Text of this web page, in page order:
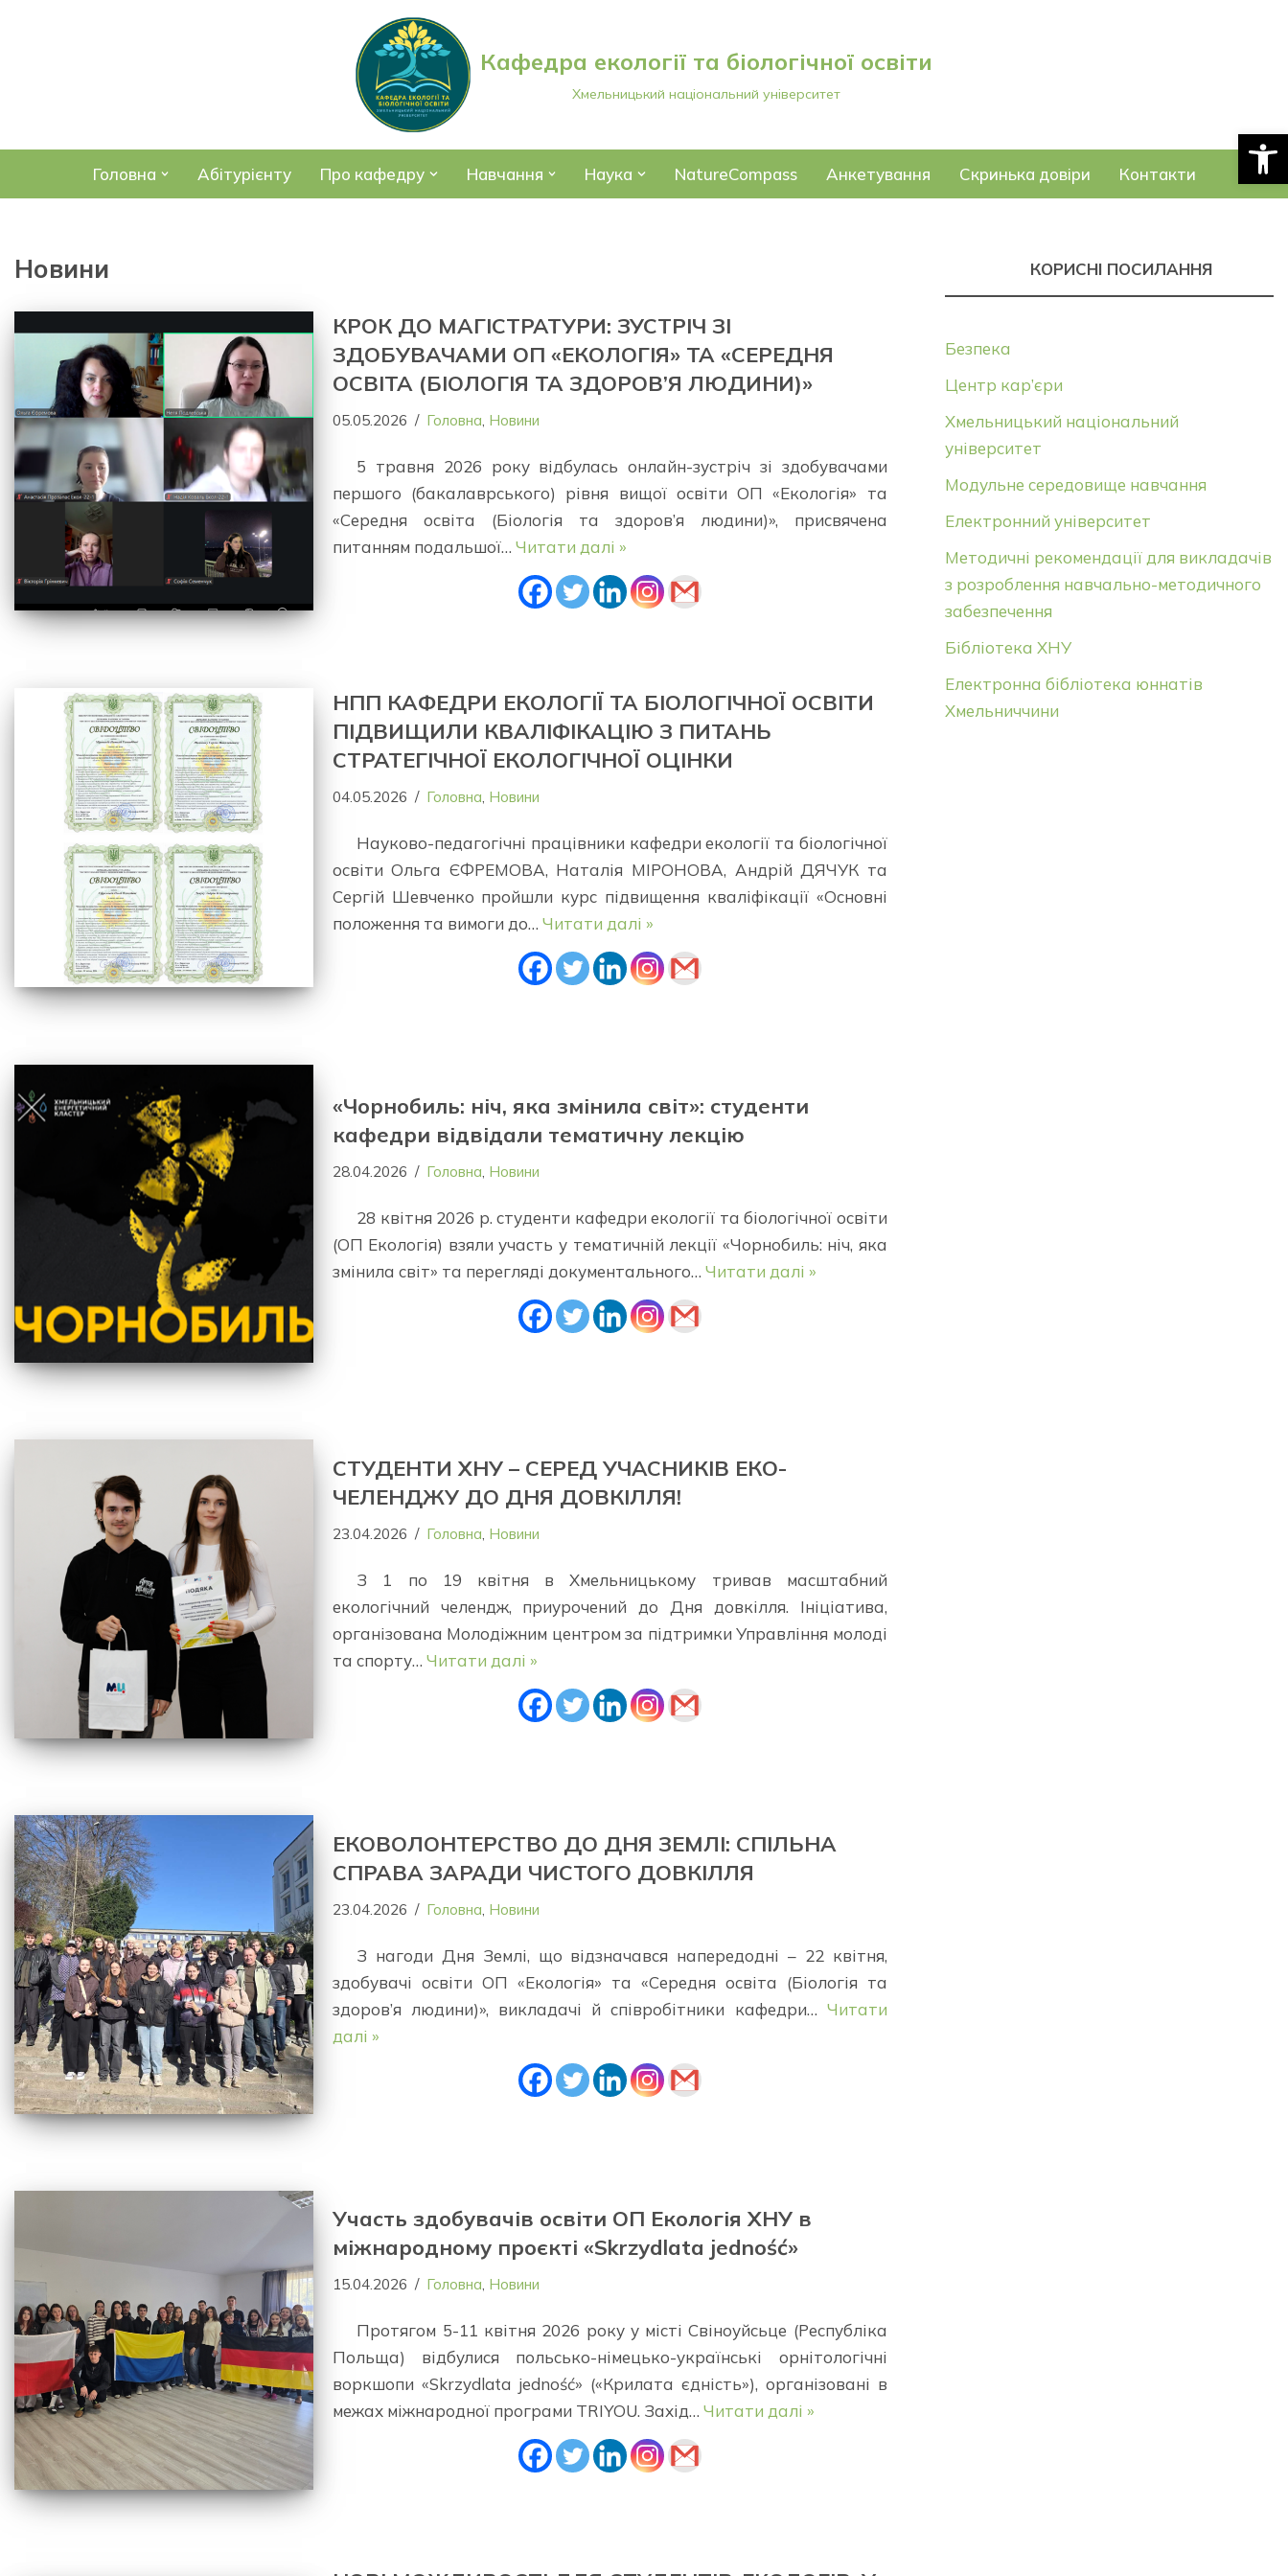
Кафедра екології та біологічної освіти
Хмельницький національний університет
Головна Абітурієнту Про кафедру Навчання Наука NatureCompass Анкетування Скринька довіри Контакти
Новини
КРОК ДО МАГІСТРАТУРИ: ЗУСТРІЧ ЗІ
ЗДОБУВАЧАМИ ОП «ЕКОЛОГІЯ» ТА «СЕРЕДНЯ
ОСВІТА (БІОЛОГІЯ ТА ЗДОРОВ’Я ЛЮДИНИ)»
05.05.2026 Головна, Новини
5 травня 2026 року відбулась онлайн-зустріч зі здобувачами
першого (бакалаврського) рівня вищої освіти ОП «Екологія» та
«Середня освіта (Біологія та здоров’я людини)», присвячена
питанням подальшої… Читати далі »
НПП КАФЕДРИ ЕКОЛОГІЇ ТА БІОЛОГІЧНОЇ ОСВІТИ
ПІДВИЩИЛИ КВАЛІФІКАЦІЮ З ПИТАНЬ
СТРАТЕГІЧНОЇ ЕКОЛОГІЧНОЇ ОЦІНКИ
04.05.2026 Головна Новини
Науково-педагогічні працівники кафедри екології та біологічної
освіти Ольга ЄФРЕМОВА, Наталія МІРОНОВА, Андрій ДЯЧУК та
Сергій Шевченко пройшли курс підвищення кваліфікації «Основні
положення та вимоги до… Читати далі »
«Чорнобиль: ніч, яка змінила світ»: студенти
кафедри відвідали тематичну лекцію
28.04.2026 Головна, Новини
28 квітня 2026 р. студенти кафедри екології та біологічної освіти
(ОП Екологія) взяли участь у тематичній лекції «Чорнобиль: ніч, яка
змінила світ» та перегляді документального… Читати далі »
СТУДЕНТИ ХНУ – СЕРЕД УЧАСНИКІВ ЕКО-
ЧЕЛЕНДЖУ ДО ДНЯ ДОВКІЛЛЯ!
23.04.2026 Головна Новини
З 1 по 19 квітня в Хмельницькому тривав масштабний
екологічний челендж, приурочений до Дня довкілля. Ініціатива,
організована Молодіжним центром за підтримки Управління молоді
та спорту… Читати далі »
ЕКОВОЛОНТЕРСТВО ДО ДНЯ ЗЕМЛІ: СПІЛЬНА
СПРАВА ЗАРАДИ ЧИСТОГО ДОВКІЛЛЯ
23.04.2026 Головна Новини
З нагоди Дня Землі, що відзначався напередодні – 22 квітня,
здобувачі освіти ОП «Екологія» та «Середня освіта (Біологія та
здоров’я людини)», викладачі й співробітники кафедри… Читати
далі »
Участь здобувачів освіти ОП Екологія ХНУ в
міжнародному проєкті «Skrzydlata jedność»
15.04.2026 Головна, Новини
Протягом 5-11 квітня 2026 року у місті Свіноуйсьце (Республіка
Польща) відбулися польсько-німецько-українські орнітологічні
воркшопи «Skrzydlata jedność» («Крилата єдність»), організовані в
межах міжнародної програми TRIYOU. Захід… Читати далі »
КОРИСНІ ПОСИЛАННЯ
Безпека
Центр кар’єри
Хмельницький національний
університет
Модульне середовище навчання
Електронний університет
Методичні рекомендації для викладачів
з розроблення навчально-методичного
забезпечення
Бібліотека ХНУ
Електронна бібліотека юннатів
Хмельниччини